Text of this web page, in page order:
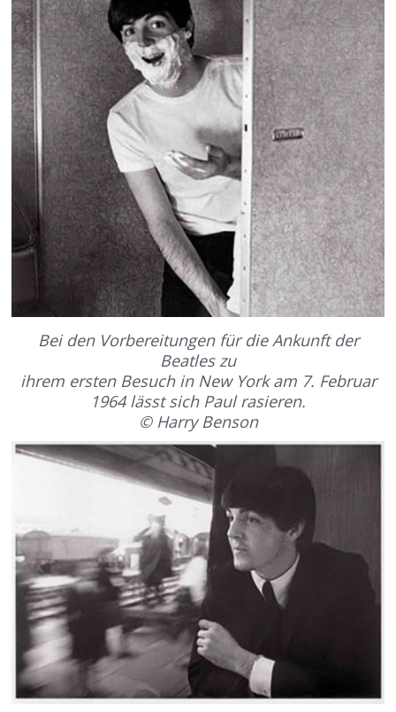
Bei den Vorbereitungen für die Ankunft der
Beatles zu
ihrem ersten Besuch in New York am 7. Februar
1964 lässt sich Paul rasieren.
© Harry Benson